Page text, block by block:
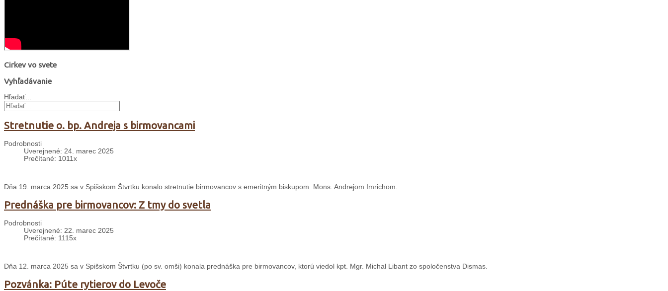
Cirkev vo svete
Vyhľadávanie
Hľadať...
Stretnutie o. bp. Andreja s birmovancami
Podrobnosti
Uverejnené: 24. marec 2025
Prečítané: 1011x
Dňa 19. marca 2025 sa v Spišskom Štvrtku konalo stretnutie birmovancov s emeritným biskupom Mons. Andrejom Imrichom.
Prednáška pre birmovancov: Z tmy do svetla
Podrobnosti
Uverejnené: 22. marec 2025
Prečítané: 1115x
Dňa 12. marca 2025 sa v Spišskom Štvrtku (po sv. omši) konala prednáška pre birmovancov, ktorú viedol kpt. Mgr. Michal Libant zo spoločenstva Dismas.
Pozvánka: Púte rytierov do Levoče